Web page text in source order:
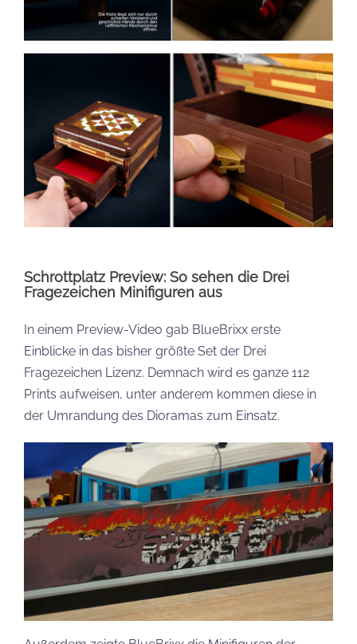
Schrottplatz Preview: So sehen die Drei
Fragezeichen Minifiguren aus
In einem Preview-Video gab BlueBrixx erste
Einblicke in das bisher größte Set der Drei
Fragezeichen Lizenz. Demnach wird es ganze 112
Prints aufweisen, unter anderem kommen diese in
der Umrandung des Dioramas zum Einsatz.